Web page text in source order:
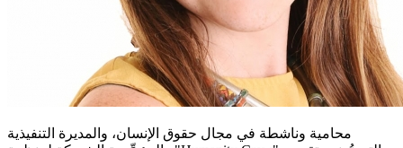
محامية وناشطة في مجال حقوق الإنسان، والمديرة التنفيذية